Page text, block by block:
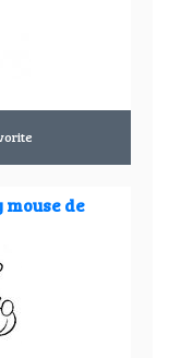
de